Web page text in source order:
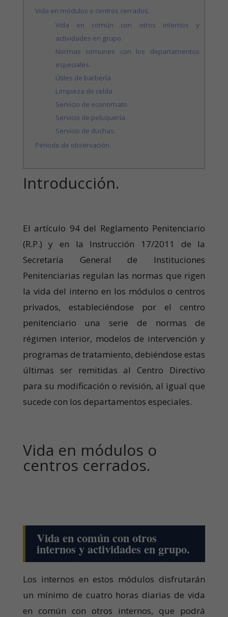
Vida en módulos o centros cerrados.
Vida en común con otros internos y
actividades en grupo.
Normas comunes con los departamentos
especiales.
Útiles de barbería
Limpieza de celda
Servicio de economato.
Servicio de peluquería.
Servicio de duchas.
Periodo de observación.
Introducción.
El artículo 94 del Reglamento Penitenciario
(R.P.) y en la Instrucción 17/2011 de la
Secretaría General de Instituciones
Penitenciarias regulan las normas que rigen
la vida del interno en los módulos o centros
privados, estableciéndose por el centro
penitenciario una serie de normas de
régimen interior, modelos de intervención y
programas de tratamiento, debiéndose estas
últimas ser remitidas al Centro Directivo
para su modificación o revisión, al igual que
sucede con los departamentos especiales.
Vida en módulos o
centros cerrados.
Vida en común con otros
internos y actividades en grupo.
Los internos en estos módulos disfrutarán
un mínimo de cuatro horas diarias de vida
en común con otros internos, que podrá